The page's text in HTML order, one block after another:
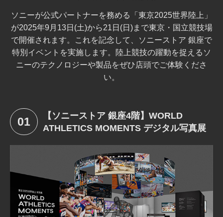
ソニーが公式パートナーを務める「東京2025世界陸上」
が2025年9月13日(土)から21日(日)まで東京・国立競技場
で開催されます。これを記念して、ソニーストア 銀座で
特別イベントを実施します。陸上競技の躍動を捉えるソ
ニーのテクノロジーや製品をぜひ店頭でご体験くださ
い。
01
【ソニーストア 銀座4階】WORLD
ATHLETICS MOMENTS デジタル写真展